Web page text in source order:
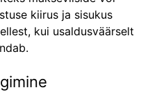
kiirus ja sisukus
kui usaldusväärselt